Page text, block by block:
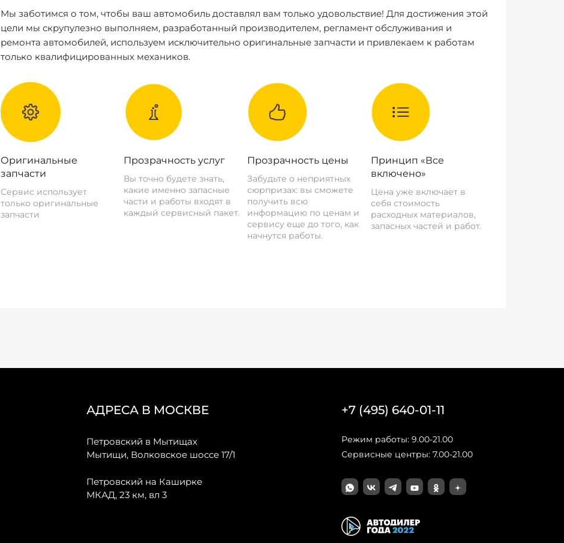
Мы заботимся о том, чтобы ваш автомобиль доставлял вам только удовольствие! Для достижения этой
цели мы скрупулезно выполняем, разработанный производителем, регламент обслуживания и
ремонта автомобилей, используем исключительно оригинальные запчасти и привлекаем к работам
только квалифицированных механиков.
Оригинальные
запчасти
Сервис использует
только оригинальные
запчасти
Прозрачность услуг
Вы точно будете знать,
какие именно запасные
части и работы входят в
каждый сервисный пакет.
Прозрачность цены
Забудьте о неприятных
сюрпризах: вы сможете
получить всю
информацию по ценам и
сервису еще до того, как
начнутся работы.
Принцип «Все
включено»
Цена уже включает в
себя стоимость
расходных материалов,
запасных частей и работ.
АДРЕСА В МОСКВЕ
Петровский в Мытищах
Мытищи, Волковское шоссе 17/1
Петровский на Каширке
МКАД, 23 км, вл 3
+7 (495) 640-01-11
Режим работы: 9.00-21.00
Сервисные центры: 7.00-21.00